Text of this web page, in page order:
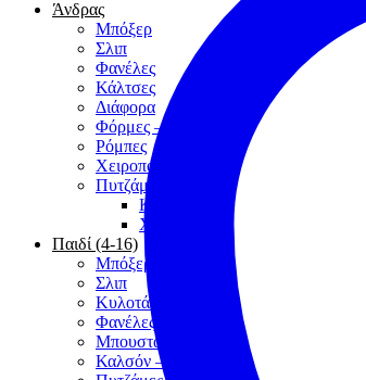
Άνδρας
Μπόξερ
Σλιπ
Φανέλες
Κάλτσες
Διάφορα
Φόρμες – Βερμούδες
Ρόμπες
Χειροποίητα
Πυτζάμες
Καλοκαίρι
Χειμώνας
Παιδί (4-16)
Μπόξερ
Σλιπ
Κυλοτάκια
Φανέλες
Μπουστάκια
Καλσόν – Κάλτσες